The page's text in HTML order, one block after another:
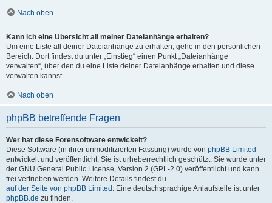
Nach oben
Kann ich eine Übersicht all meiner Dateianhänge erhalten?
Um eine Liste all deiner Dateianhänge zu erhalten, gehe in den persönlichen
Bereich. Dort findest du unter „Einstieg“ einen Punkt „Dateianhänge
verwalten“, über den du eine Liste deiner Dateianhänge erhalten und diese
verwalten kannst.
Nach oben
phpBB betreffende Fragen
Wer hat diese Forensoftware entwickelt?
Diese Software (in ihrer unmodifizierten Fassung) wurde von phpBB Limited
entwickelt und veröffentlicht. Sie ist urheberrechtlich geschützt. Sie wurde unter
der GNU General Public License, Version 2 (GPL-2.0) veröffentlicht und kann
frei vertrieben werden. Weitere Details findest du
auf der Seite von phpBB Limited . Eine deutschsprachige Anlaufstelle ist unter
phpBB.de zu finden.